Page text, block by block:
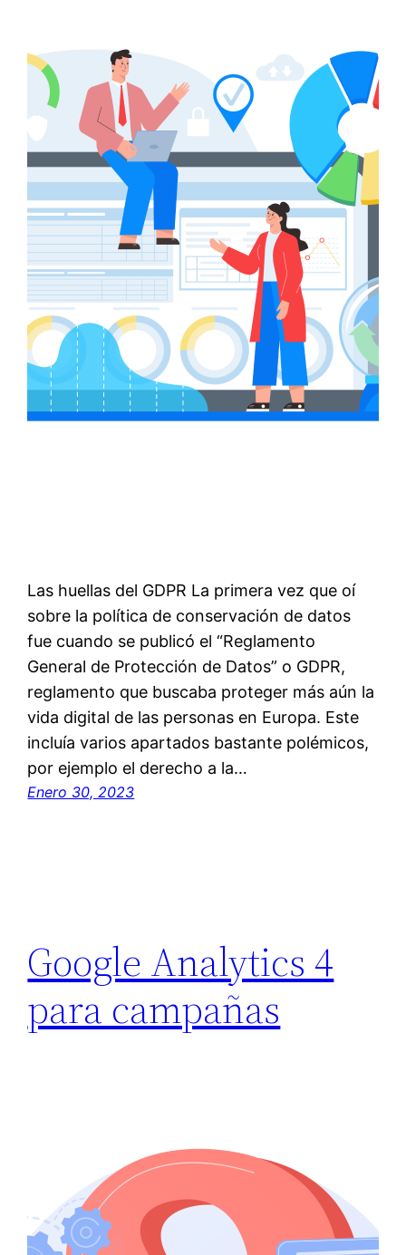
Las huellas del GDPR La primera vez que oí
sobre la política de conservación de datos
fue cuando se publicó el “Reglamento
General de Protección de Datos” o GDPR,
reglamento que buscaba proteger más aún la
vida digital de las personas en Europa. Este
incluía varios apartados bastante polémicos,
por ejemplo el derecho a la…
Enero 30, 2023
Google Analytics 4
para campañas